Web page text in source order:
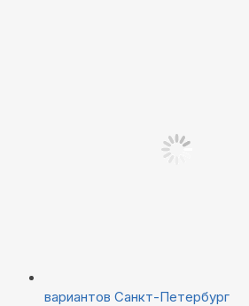
вариантов Санкт-Петербург